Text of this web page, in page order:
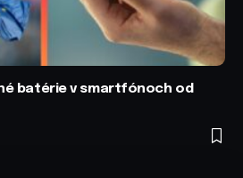
batérie v smartfónoch od